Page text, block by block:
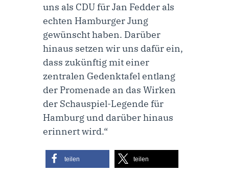
uns als CDU für Jan Fedder als
echten Hamburger Jung
gewünscht haben. Darüber
hinaus setzen wir uns dafür ein,
dass zukünftig mit einer
zentralen Gedenktafel entlang
der Promenade an das Wirken
der Schauspiel-Legende für
Hamburg und darüber hinaus
erinnert wird.“
teilen teilen